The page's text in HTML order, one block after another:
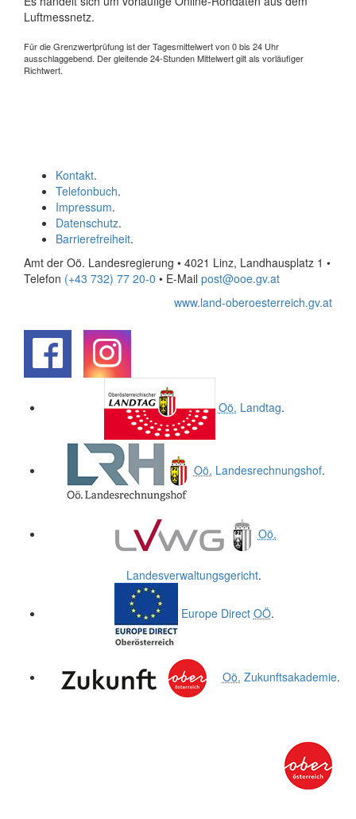
Luftmessnetz.
Für die Grenzwertprüfung ist der Tagesmittelwert von 0 bis 24 Uhr
ausschlaggebend. Der gleitende 24-Stunden Mittelwert gilt als vorläufiger
Richtwert.
Kontakt.
Telefonbuch.
Impressum.
Datenschutz.
Barrierefreiheit.
Amt der Oö. Landesregierung • 4021 Linz, Landhausplatz 1 •
Telefon (+43 732) 77 20-0 • E-Mail post@ooe.gv.at
www.land-oberoesterreich.gv.at
Oö. Landtag.
Oö. Landesrechnungshof.
Oö.
Landesverwaltungsgericht.
Europe Direct OÖ.
Oö. Zukunftsakademie.